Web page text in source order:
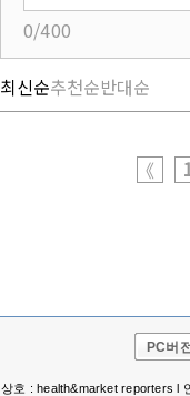
0/400
최신순추천순반대순
《
PC버
상호 : health&market reporters l